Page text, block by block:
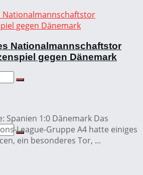
Nationalmannschaftstor
gegen Dänemark
Spanien 1:0 Dänemark Das
League-Gruppe A4 hatte einiges
ein besonderes Tor, ...